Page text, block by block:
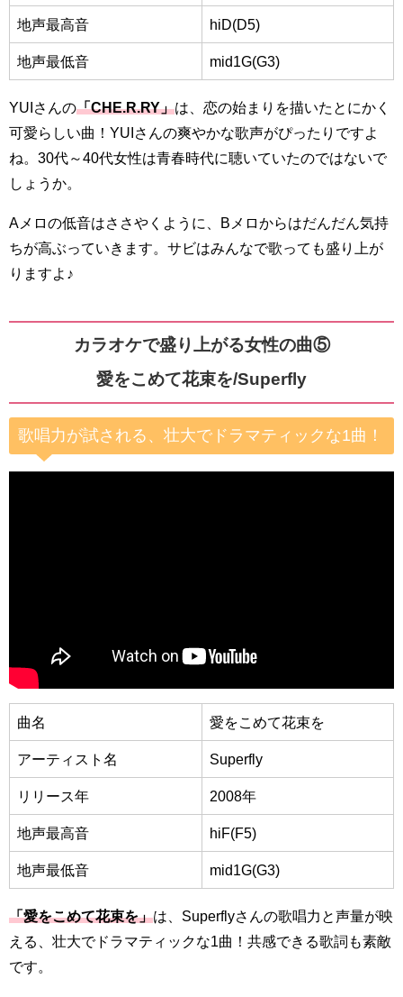
地声最高音 hiD(D5)
地声最低音 mid1G(G3)
YUIさんの「CHE.R.RY」は、恋の始まりを描いたとにかく
可愛らしい曲！YUIさんの爽やかな歌声がぴったりですよ
ね。30代～40代女性は青春時代に聴いていたのではないで
しょうか。
Aメロの低音はささやくように、Bメロからはだんだん気持
ちが高ぶっていきます。サビはみんなで歌っても盛り上が
りますよ♪
カラオケで盛り上がる女性の曲⑤
愛をこめて花束を/Superfly
歌唱力が試される、壮大でドラマティックな1曲！
曲名 愛をこめて花束を
アーティスト名 Superfly
リリース年 2008年
地声最高音 hiF(F5)
地声最低音 mid1G(G3)
「愛をこめて花束を」は、Superflyさんの歌唱力と声量が映
える、壮大でドラマティックな1曲！共感できる歌詞も素敵
です。